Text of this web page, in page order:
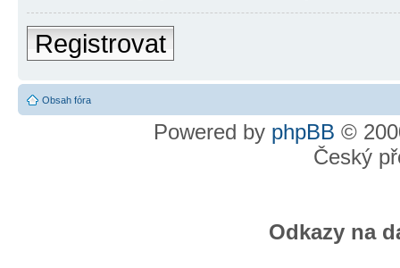
Registrovat
Obsah fóra
Powered by phpBB ©
Český
Odkazy na